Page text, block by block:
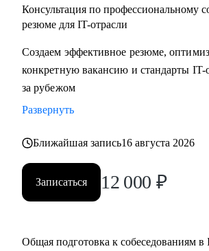
Консультация по профессиональному
резюме для IT-отрасли
Создаем эффективное резюме,
конкретную вакансию и стандарты
за рубежом
Развернуть
Ближайшая запись16 августа 2026
Записаться 12 000 ₽
Общая подготовка к собеседованиям в